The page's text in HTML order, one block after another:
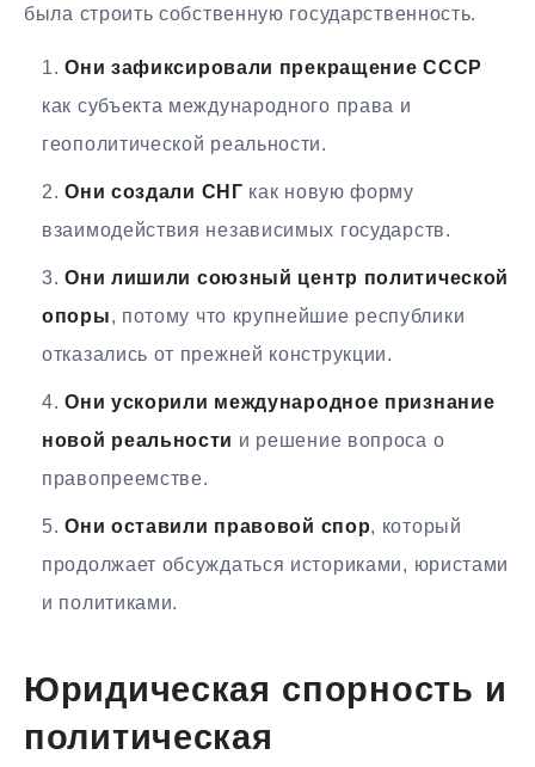
была строить собственную государственность.
Они зафиксировали прекращение СССР
как субъекта международного права и
геополитической реальности.
Они создали СНГ как новую форму
взаимодействия независимых государств.
Они лишили союзный центр политической
опоры, потому что крупнейшие республики
отказались от прежней конструкции.
Они ускорили международное признание
новой реальности и решение вопроса о
правопреемстве.
Они оставили правовой спор, который
продолжает обсуждаться историками, юристами
и политиками.
Юридическая спорность и
политическая